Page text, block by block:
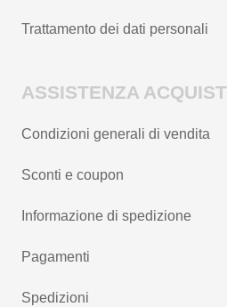
Trattamento dei dati personali
ASSISTENZA
Condizioni generali di vendita
Sconti e coupon
Informazione di spedizione
Pagamenti
Spedizioni